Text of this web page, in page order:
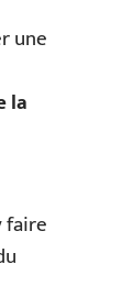
une
la
faire